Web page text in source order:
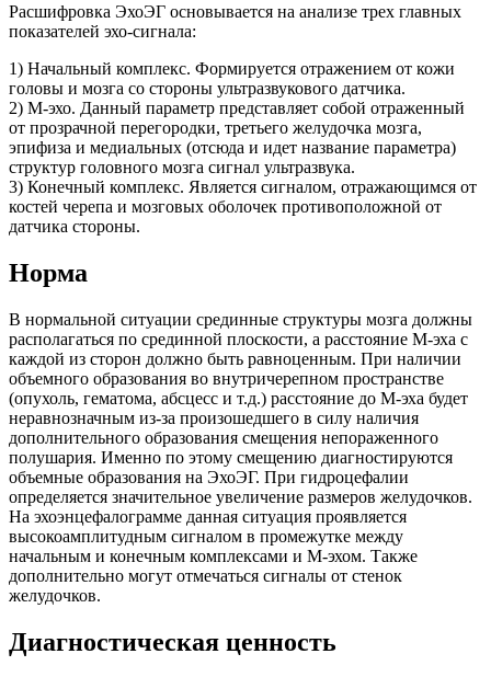
Расшифровка ЭхоЭГ основывается на анализе трех главных
показателей эхо-сигнала:
1) Начальный комплекс. Формируется отражением от кожи
головы и мозга со стороны ультразвукового датчика.
2) М-эхо. Данный параметр представляет собой отраженный
от прозрачной перегородки, третьего желудочка мозга,
эпифиза и медиальных (отсюда и идет название параметра)
структур головного мозга сигнал ультразвука.
3) Конечный комплекс. Является сигналом, отражающимся от
костей черепа и мозговых оболочек противоположной от
датчика стороны.
Норма
В нормальной ситуации срединные структуры мозга должны
располагаться по срединной плоскости, а расстояние М-эха с
каждой из сторон должно быть равноценным. При наличии
объемного образования во внутричерепном пространстве
(опухоль, гематома, абсцесс и т.д.) расстояние до М-эха будет
неравнозначным из-за произошедшего в силу наличия
дополнительного образования смещения непораженного
полушария. Именно по этому смещению диагностируются
объемные образования на ЭхоЭГ. При гидроцефалии
определяется значительное увеличение размеров желудочков.
На эхоэнцефалограмме данная ситуация проявляется
высокоамплитудным сигналом в промежутке между
начальным и конечным комплексами и М-эхом. Также
дополнительно могут отмечаться сигналы от стенок
желудочков.
Диагностическая ценность